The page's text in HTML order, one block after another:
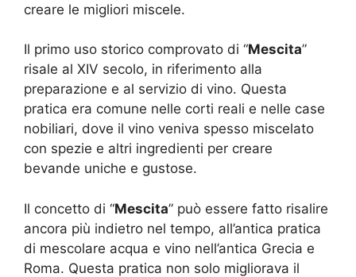
creare le migliori miscele.
Il primo uso storico comprovato di “Mescita”
risale al XIV secolo, in riferimento alla
preparazione e al servizio di vino. Questa
pratica era comune nelle corti reali e nelle case
nobiliari, dove il vino veniva spesso miscelato
con spezie e altri ingredienti per creare
bevande uniche e gustose.
Il concetto di “Mescita” può essere fatto risalire
ancora più indietro nel tempo, all’antica pratica
di mescolare acqua e vino nell’antica Grecia e
Roma. Questa pratica non solo migliorava il